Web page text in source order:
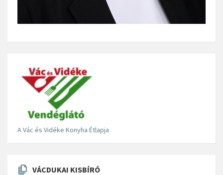
A Vác és Vidéke Konyha Étlapja
VÁCDUKAI KISBÍRÓ